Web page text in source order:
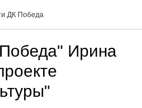
ДК Победа
Ирина